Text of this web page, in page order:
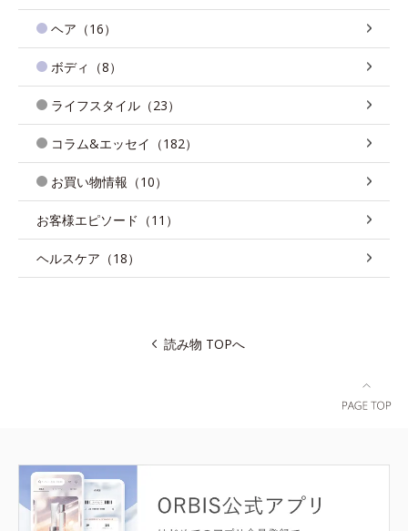
ヘア（16）
ボディ（8）
ライフスタイル（23）
コラム&エッセイ（182）
お買い物情報（10）
お客様エピソード（11）
ヘルスケア（18）
読み物 TOPへ